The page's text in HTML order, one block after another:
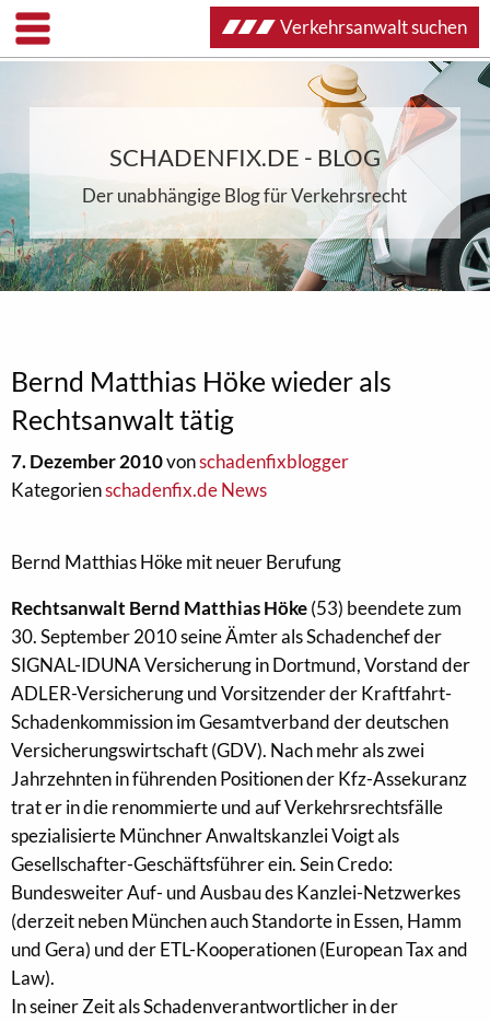
SCHADENFIX.DE - BLOG
Der unabhängige Blog für Verkehrsrecht
Bernd Matthias Höke wieder als
Rechtsanwalt tätig
7. Dezember 2010vonschadenfixblogger
Kategorienschadenfix.de News
Bernd Matthias Höke mit neuer Berufung
Rechtsanwalt Bernd Matthias Höke(53) beendete zum
30. September 2010 seine Ämter als Schadenchef der
SIGNAL-IDUNA Versicherung in Dortmund, Vorstand der
ADLER-Versicherung und Vorsitzender der Kraftfahrt-
Schadenkommission im Gesamtverband der deutschen
Versicherungswirtschaft (GDV). Nach mehr als zwei
Jahrzehnten in führenden Positionen der Kfz-Assekuranz
trat er in die renommierte und auf Verkehrsrechtsfälle
spezialisierte Münchner Anwaltskanzlei Voigt als
Gesellschafter-Geschäftsführer ein. Sein Credo:
Bundesweiter Auf- und Ausbau des Kanzlei-Netzwerkes
(derzeit neben München auch Standorte in Essen, Hamm
und Gera) und der ETL-Kooperationen (European Tax and
Law).
In seiner Zeit als Schadenverantwortlicher in der
Verkehrsanwalt suchen